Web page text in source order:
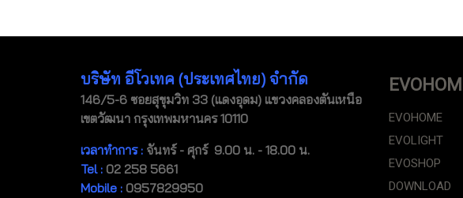
บริษัท อีโวเทค (ประเทศไทย) จำกัด
146/5-6 ซอยสุขุมวิท 33 (แดงอุดม) แขวงคลองตันเหนือ
เขตวัฒนา กรุงเทพมหานคร 10110
เวลาทำการ : จันทร์ - ศุกร์ 9.00 น. - 18.00 น.
Tel : 02 258 5661
Mobile : 0957829950
EVOHOME
EVOLIGHT
EVOSHOP
DOWNLOAD